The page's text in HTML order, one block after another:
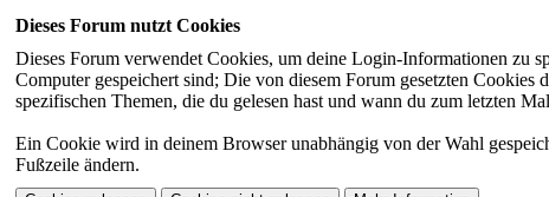
Dieses Forum nutzt Cookies
Dieses Forum verwendet Cookies, um deine Login-Informationen zu
Computer gespeichert sind; Die von diesem Forum gesetzten
spezifischen Themen, die du gelesen hast und wann du zum letzten
Ein Cookie wird in deinem Browser unabhängig von der Wahl
Fußzeile ändern.